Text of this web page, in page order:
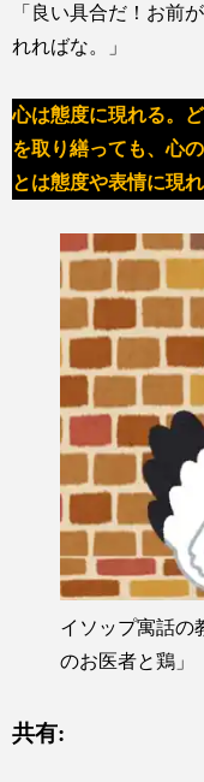
「良い具合だ！お前
れればな。」
心は態度に現れる。
を取り繕っても、心
とは態度や表情に現
イソップ寓話の
のお医者と鶏」
共有: